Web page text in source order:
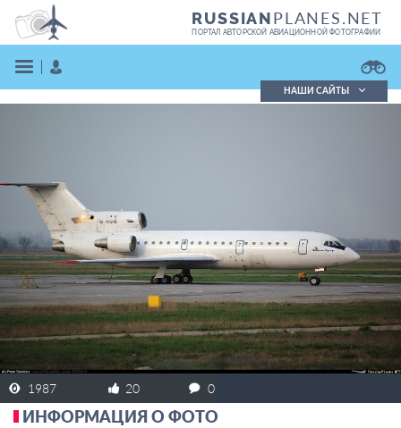
RUSSIANPLANES.NET
ПОРТАЛ АВТОРСКОЙ АВИАЦИОННОЙ ФОТОГРАФИИ
ЗАРЕГИСТРИРОВАТЬСЯ
НАШИ САЙТЫ
1987 20 0
ИНФОРМАЦИЯ О ФОТО